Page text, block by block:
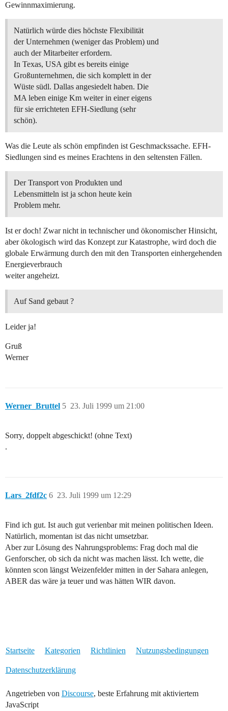
Gewinnmaximierung.
Natürlich würde dies höchste Flexibilität
der Unternehmen (weniger das Problem) und
auch der Mitarbeiter erfordern.
In Texas, USA gibt es bereits einige
Großunternehmen, die sich komplett in der
Wüste südl. Dallas angesiedelt haben. Die
MA leben einige Km weiter in einer eigens
für sie errichteten EFH-Siedlung (sehr
schön).
Was die Leute als schön empfinden ist Geschmackssache. EFH-
Siedlungen sind es meines Erachtens in den seltensten Fällen.
Der Transport von Produkten und
Lebensmitteln ist ja schon heute kein
Problem mehr.
Ist er doch! Zwar nicht in technischer und ökonomischer Hinsicht,
aber ökologisch wird das Konzept zur Katastrophe, wird doch die
globale Erwärmung durch den mit den Transporten einhergehenden
Energieverbrauch
weiter angeheizt.
Auf Sand gebaut ?
Leider ja!
Gruß
Werner
Werner_Bruttel 23. Juli 1999 um 21:00
5
Sorry, doppelt abgeschickt! (ohne Text)
.
Lars_2fdf2c 23. Juli 1999 um 12:29
6
Find ich gut. Ist auch gut verienbar mit meinen politischen Ideen.
Natürlich, momentan ist das nicht umsetzbar.
Aber zur Lösung des Nahrungsproblems: Frag doch mal die
Genforscher, ob sich da nicht was machen lässt. Ich wette, die
könnten scon längst Weizenfelder mitten in der Sahara anlegen,
ABER das wäre ja teuer und was hätten WIR davon.
Startseite Kategorien Richtlinien Nutzungsbedingungen
Datenschutzerklärung
Angetrieben von Discourse, beste Erfahrung mit aktiviertem
JavaScript